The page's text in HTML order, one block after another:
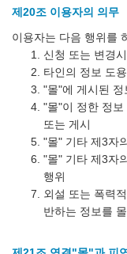
제20조 이용자의 의무
이용자는 다음 행위를
신청 또는 변경
타인의 정보 도용
"몰"에 게시된 정
"몰"이 정한 정
또는 게시
"몰" 기타 제3자
"몰" 기타 제3자
행위
외설 또는 폭력
반하는 정보를